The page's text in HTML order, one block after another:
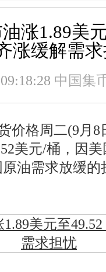
油涨1.89美
涨缓解需
中国集
价格周二(9月8
美元/桶，因
油需求放缓的